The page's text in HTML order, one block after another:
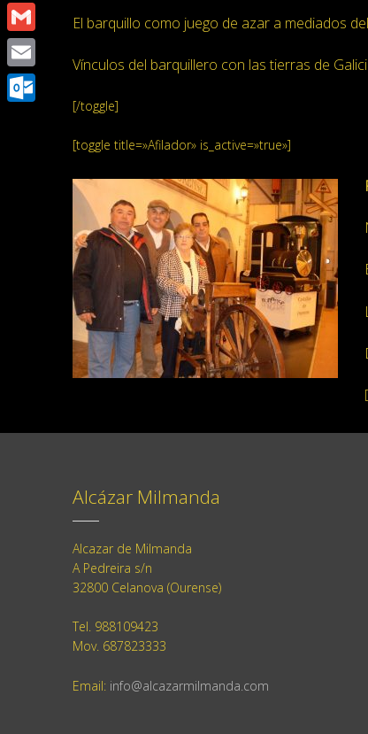
El barquillo como juego de azar a mediados
Vínculos del barquillero con las tierras de
[/toggle]
[toggle title=»Afilador» is_active=»true»]
Alcázar Milmanda
Alcazar de Milmanda
A Pedreira s/n
32800 Celanova (Ourense)
Tel. 988109423
Mov. 687823333
Email: info@alcazarmilmanda.com
Copy
Link
Gmail
Email
Outlook.com